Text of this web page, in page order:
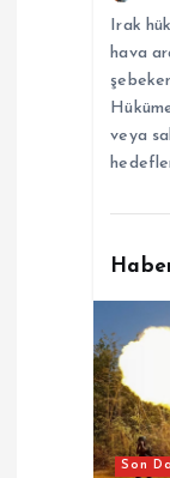
Irak
hava
veya
Son